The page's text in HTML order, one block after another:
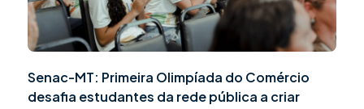
Senac-MT: Primeira Olimpíada do Comércio
desafia estudantes da rede pública a criar